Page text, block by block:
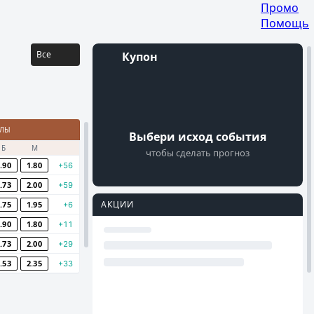
Промо
Помощь
Регистрация
Все
Б
М
1.80 +56
2.00 +59
1.95 +6
1.80 +11
2.00 +29
2.35 +33
Купон
Выбери исход события
чтобы сделать прогноз
АКЦИИ